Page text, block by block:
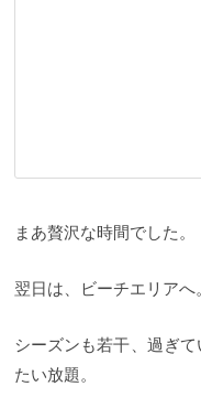
まあ贅沢な時間でした。
翌日は、ビーチエリアへ
シーズンも若干、過ぎ
たい放題。